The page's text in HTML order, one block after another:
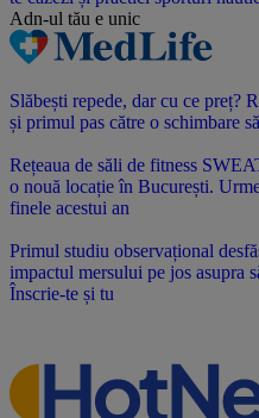
Adn-ul tău e unic
Slăbești repede, dar cu ce preț?
și primul pas către o schimbare
Rețeaua de săli de fitness
o nouă locație în București.
finele acestui an
Primul studiu observațional
impactul mersului pe jos asupra
Înscrie-te și tu